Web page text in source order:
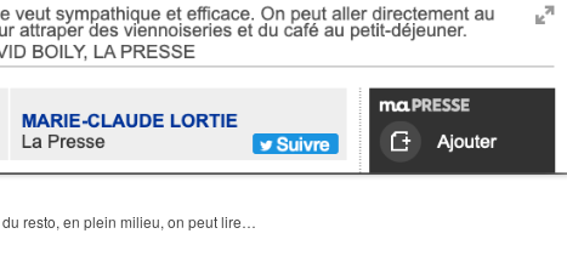
du resto, en plein milieu, on peut lire…